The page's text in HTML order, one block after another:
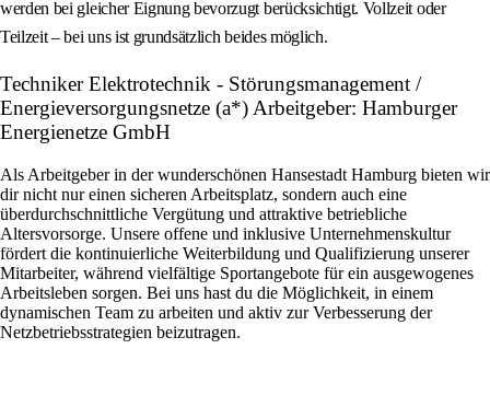
werden bei gleicher Eignung bevorzugt berücksichtigt. Vollzeit oder
Teilzeit – bei uns ist grundsätzlich beides möglich.
Techniker Elektrotechnik - Störungsmanagement /
Energieversorgungsnetze (a*) Arbeitgeber: Hamburger
Energienetze GmbH
Als Arbeitgeber in der wunderschönen Hansestadt Hamburg bieten wir
dir nicht nur einen sicheren Arbeitsplatz, sondern auch eine
überdurchschnittliche Vergütung und attraktive betriebliche
Altersvorsorge. Unsere offene und inklusive Unternehmenskultur
fördert die kontinuierliche Weiterbildung und Qualifizierung unserer
Mitarbeiter, während vielfältige Sportangebote für ein ausgewogenes
Arbeitsleben sorgen. Bei uns hast du die Möglichkeit, in einem
dynamischen Team zu arbeiten und aktiv zur Verbesserung der
Netzbetriebsstrategien beizutragen.